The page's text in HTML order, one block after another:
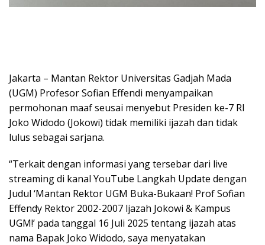
Jakarta – Mantan Rektor Universitas Gadjah Mada
(UGM) Profesor Sofian Effendi menyampaikan
permohonan maaf seusai menyebut Presiden ke-7 RI
Joko Widodo (Jokowi) tidak memiliki ijazah dan tidak
lulus sebagai sarjana.
“Terkait dengan informasi yang tersebar dari live
streaming di kanal YouTube Langkah Update dengan
Judul ‘Mantan Rektor UGM Buka-Bukaan! Prof Sofian
Effendy Rektor 2002-2007 ljazah Jokowi & Kampus
UGM!’ pada tanggal 16 Juli 2025 tentang ijazah atas
nama Bapak Joko Widodo, saya menyatakan